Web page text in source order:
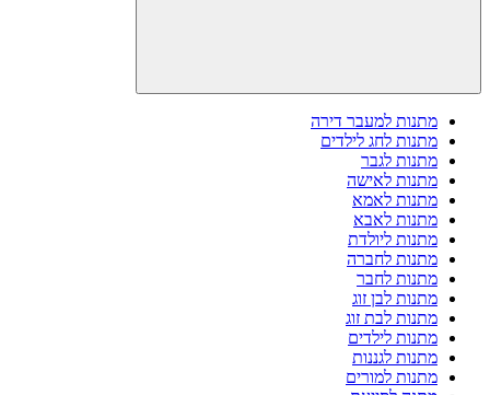
מתנות למעבר דירה
מתנות לחג לילדים
מתנות לגבר
מתנות לאישה
מתנות לאמא
מתנות לאבא
מתנות ליולדת
מתנות לחברה
מתנות לחבר
מתנות לבן זוג
מתנות לבת זוג
מתנות לילדים
מתנות לגננות
מתנות למורים